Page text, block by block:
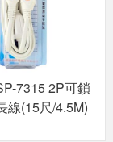
7315 2P可鎖
線(15尺/4.5M)